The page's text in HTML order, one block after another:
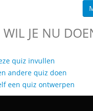
JE NU
quiz invullen
andere quiz doen
een quiz ontwerpen